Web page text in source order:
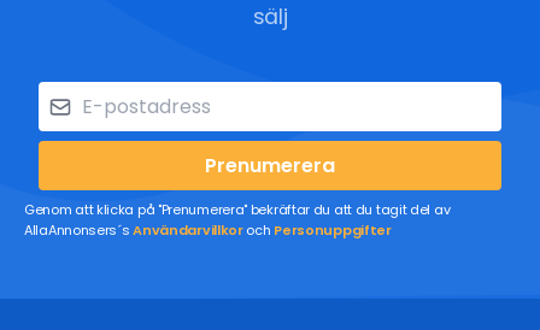
sälj
Prenumerera
Genom att klicka på "Prenumerera" bekräftar du att du tagit del av
AllaAnnonsers´sAnvändarvillkoroch Personuppgifter